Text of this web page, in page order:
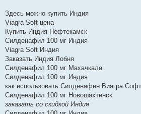
Здесь можно купить Индия
Viagra Soft цена
Купить Индия Нефтекамск
Силденафил 100 мг Индия
Viagra Soft Индия
Заказать Индия Лобня
Силденафил 100 мг Махачкала
Силденафил 100 мг Индия
как использовать Силденафин Виагра
Силденафил 100 мг Новошахтинск
заказать со скидкой Индия